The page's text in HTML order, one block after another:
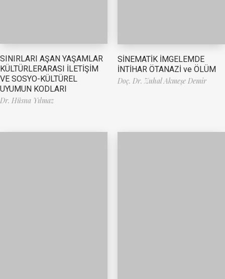
SINIRLARI AŞAN YAŞAMLAR
KÜLTÜRLERARASI İLETİŞİM
VE SOSYO-KÜLTÜREL
UYUMUN KODLARI
Dr. Hüsna Yılmaz
SİNEMATİK İMGELEMDE
İNTİHAR ÖTANAZİ ve ÖLÜM
Doç. Dr. Zuhal Akmeşe Demir